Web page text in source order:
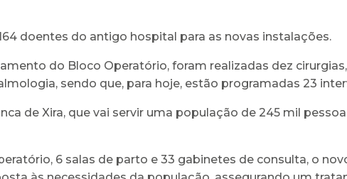
doentes do antigo hospital para as novas instalações.
do Bloco Operatório, foram realizadas dez
sendo que, para hoje, estão programadas 23
de Xira, que vai servir uma população de 245 mil
6 salas de parto e 33 gabinetes de consulta, o